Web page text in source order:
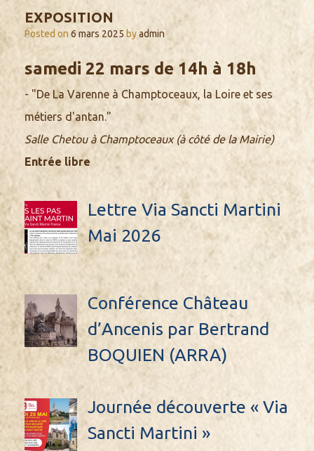
EXPOSITION
Posted on 6 mars 2025 byadmin
samedi 22 mars de 14h à 18h
- "De La Varenne à Champtoceaux, la Loire et ses
métiers d'antan."
Salle Chetou à Champtoceaux (à côté de la Mairie)
Entrée libre
Lettre Via Sancti Martini
Mai 2026
Conférence Château
d’Ancenis par Bertrand
BOQUIEN (ARRA)
Journée découverte « Via
Sancti Martini »